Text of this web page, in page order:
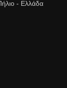
- Ελλάδα